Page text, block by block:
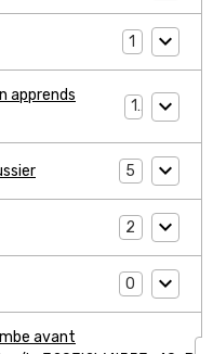
1
apprends
1
5
2
0
avant